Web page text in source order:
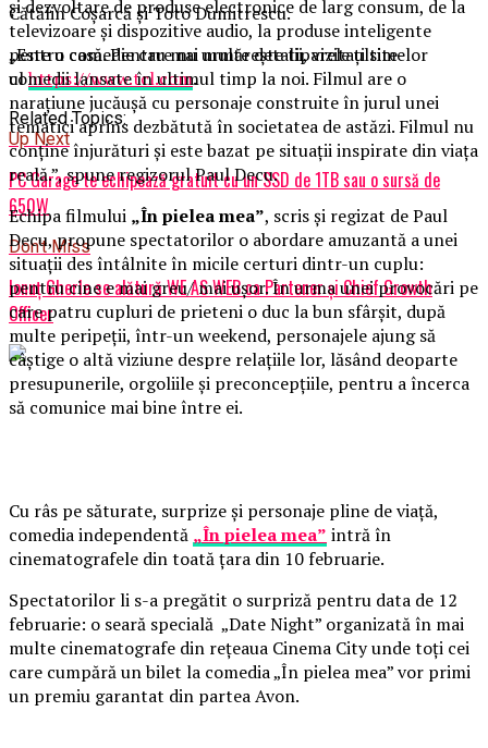
și dezvoltare de produse electronice de larg consum, de la
televizoare și dispozitive audio, la produse inteligente
pentru casă. Pentru mai multe detalii, vizitați site-
ulhttps://www.tcl.com.
Related Topics:
Up Next
PC Garage te echipează gratuit cu un SSD de 1TB sau o sursă de
650W
Don't Miss
Ionuț Gherle se alătură WE AS WEB ca Partener și Chief Growth
Officer
Cătălin Coșarcă și Toto Dumitrescu.
„Este o comedie care nu urmărește tiparele ultimelor
comedii lansate în ultimul timp la noi. Filmul are o
narațiune jucăușă cu personaje construite în jurul unei
tematici aprins dezbătută în societatea de astăzi. Filmul nu
conține înjurături și este bazat pe situații inspirate din viața
reală.”, spune regizorul Paul Decu.
Echipa filmului „În pielea mea”, scris și regizat de Paul
Decu, propune spectatorilor o abordare amuzantă a unei
situații des întâlnite în micile certuri dintr-un cuplu:
pentru cine e mai greu/ mai ușor. În urma unei provocări pe
care patru cupluri de prieteni o duc la bun sfârșit, după
multe peripeții, într-un weekend, personajele ajung să
câștige o altă viziune despre relațiile lor, lăsând deoparte
presupunerile, orgoliile și preconcepțiile, pentru a încerca
să comunice mai bine între ei.
Cu râs pe săturate, surprize și personaje pline de viață,
comedia independentă „În pielea mea” intră în
cinematografele din toată țara din 10 februarie.
Spectatorilor li s-a pregătit o surpriză pentru data de 12
februarie: o seară specială „Date Night” organizată în mai
multe cinematografe din rețeaua Cinema City unde toți cei
care cumpără un bilet la comedia „În pielea mea” vor primi
un premiu garantat din partea Avon.